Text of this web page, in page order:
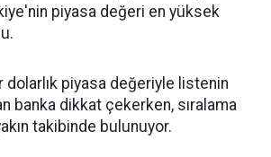
piyasa değeri en yüksek
dolarlık piyasa değeriyle listenin
banka dikkat çekerken, sıralama
takibinde bulunuyor.